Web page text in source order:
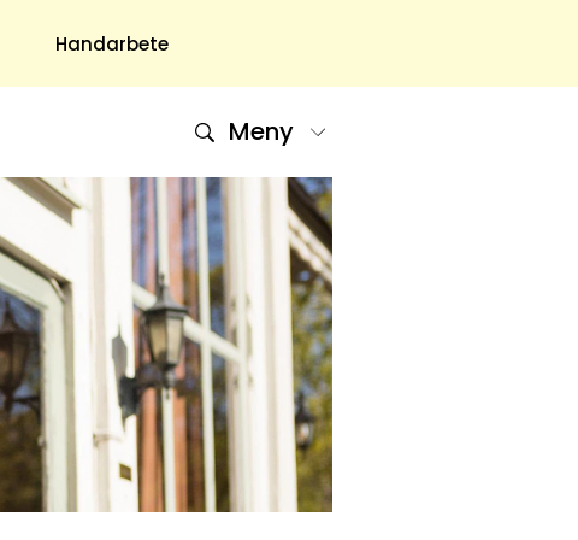
Handarbete
Om Oss
Om Oss & Kontakt
Tidningar Hos Allas.se
Nyhetsbrev
Om Cookies
Integritetspolicy
Skapa Konto
Hantera Preferenser
Meny